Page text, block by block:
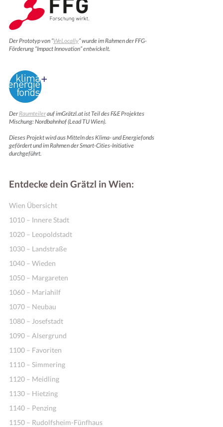
Der Prototyp von “WeLocally” wurde im Rahmen der FFG-
Förderung “Impact Innovation” entwickelt.
DerRaumteilerauf imGrätzl.at ist Teil des F&E Projektes
Mischung: Nordbahnhof (Lead TU Wien).
Dieses Projekt wird aus Mitteln des Klima- und Energiefonds
gefördert und im Rahmen der Smart-Cities-Initiative
durchgeführt.
Entdecke dein Grätzl in Wien:
Wien Übersicht
1010 – Innere Stadt
1020 – Leopoldstadt
1030 – Landstraße
1040 – Wieden
1050 – Margareten
1060 – Mariahilf
1070 – Neubau
1080 – Josefstadt
1090 – Alsergrund
1100 – Favoriten
1110 – Simmering
1120 – Meidling
1130 – Hietzing
1140 – Penzing
1150 – Rudolfsheim-Fünfhaus